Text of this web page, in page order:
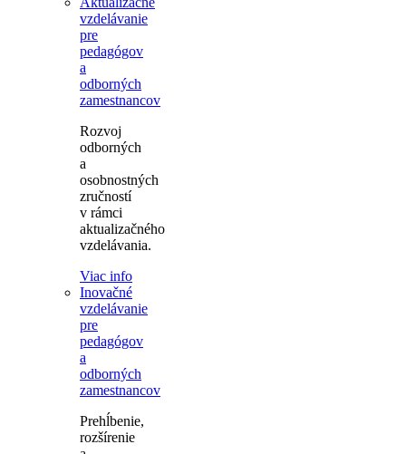
vzdelávanie
pre
pedagógov
a
odborných
zamestnancov
Rozvoj
odborných
a
osobnostných
zručností
v rámci
aktualizačného
vzdelávania.
Viac info
Inovačné
vzdelávanie
pre
pedagógov
a
odborných
zamestnancov
Prehĺbenie,
rozšírenie